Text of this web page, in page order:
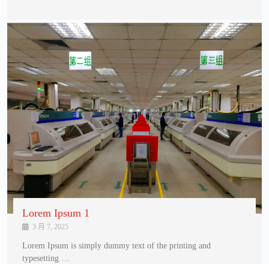
Lorem Ipsum 1
3 月 7, 2025
Lorem Ipsum is simply dummy text of the printing and
typesetting …